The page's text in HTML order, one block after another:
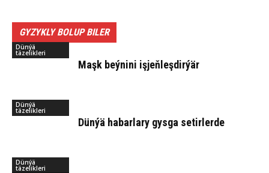
GYZYKLY BOLUP BILER
Dünýä
täzelikleri
Maşk beý­ni­ni iş­jeň­leş­dir­ýär
Dünýä
täzelikleri
Dün­ýä ha­bar­la­ry gys­ga se­tir­ler­de
Dünýä
täzelikleri